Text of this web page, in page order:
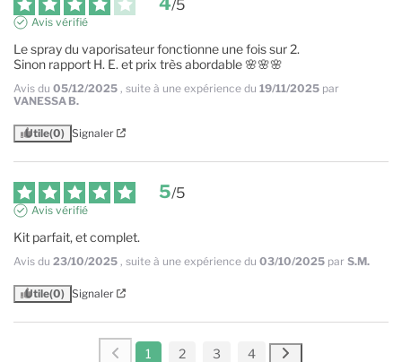
/5
Avis vérifié
Le spray du vaporisateur fonctionne une fois sur 2.
Sinon rapport H. E. et prix très abordable 🌸🌸🌸
Avis du 05/12/2025 , suite à une expérience du 19/11/2025 par
VANESSA B.
Utile(0) Signaler
5/5
Avis vérifié
Kit parfait, et complet.
Avis du 23/10/2025 , suite à une expérience du 03/10/2025 par S.M.
Utile(0) Signaler
1 2 3 4